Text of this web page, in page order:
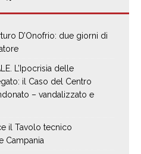
D’Onofrio: due giorni di
L’Ipocrisia delle
il Caso del Centro
– vandalizzato e
il Tavolo tecnico
Campania